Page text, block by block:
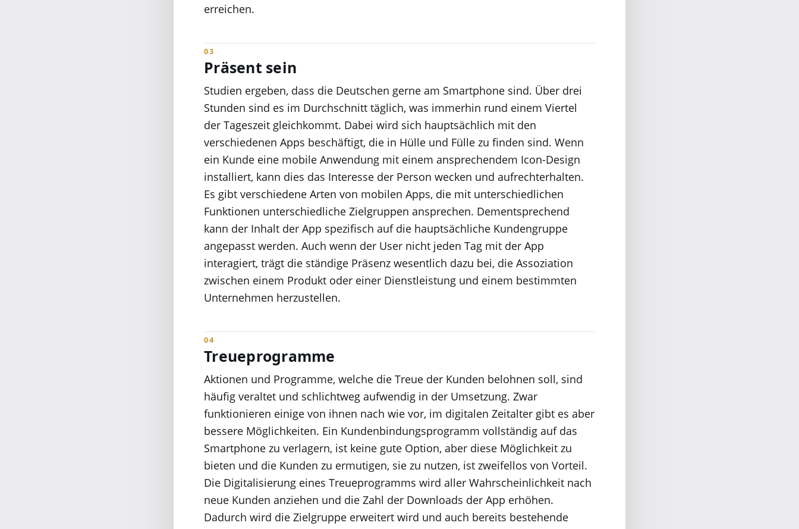
erreichen.
Präsent sein
Studien ergeben, dass die Deutschen gerne am Smartphone sind. Über drei
Stunden sind es im Durchschnitt täglich, was immerhin rund einem Viertel
der Tageszeit gleichkommt. Dabei wird sich hauptsächlich mit den
verschiedenen Apps beschäftigt, die in Hülle und Fülle zu finden sind. Wenn
ein Kunde eine mobile Anwendung mit einem ansprechendem Icon-Design
installiert, kann dies das Interesse der Person wecken und aufrechterhalten.
Es gibt verschiedene Arten von mobilen Apps, die mit unterschiedlichen
Funktionen unterschiedliche Zielgruppen ansprechen. Dementsprechend
kann der Inhalt der App spezifisch auf die hauptsächliche Kundengruppe
angepasst werden. Auch wenn der User nicht jeden Tag mit der App
interagiert, trägt die ständige Präsenz wesentlich dazu bei, die Assoziation
zwischen einem Produkt oder einer Dienstleistung und einem bestimmten
Unternehmen herzustellen.
Treueprogramme
Aktionen und Programme, welche die Treue der Kunden belohnen soll, sind
häufig veraltet und schlichtweg aufwendig in der Umsetzung. Zwar
funktionieren einige von ihnen nach wie vor, im digitalen Zeitalter gibt es aber
bessere Möglichkeiten. Ein Kundenbindungsprogramm vollständig auf das
Smartphone zu verlagern, ist keine gute Option, aber diese Möglichkeit zu
bieten und die Kunden zu ermutigen, sie zu nutzen, ist zweifellos von Vorteil.
Die Digitalisierung eines Treueprogramms wird aller Wahrscheinlichkeit nach
neue Kunden anziehen und die Zahl der Downloads der App erhöhen.
Dadurch wird die Zielgruppe erweitert wird und auch bereits bestehende